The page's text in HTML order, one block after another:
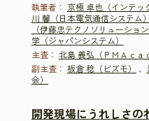
執筆者： 京極 卓也（インテッ
川 馨（日本電気通信システム）
（伊藤忠テクノソリューション
学（ジャパンシステム）
主査： 北島 義弘（ＰＭＡｃａ
副主査： 板倉 稔（ビズモ） 、
会）
開発現場にうれしさの